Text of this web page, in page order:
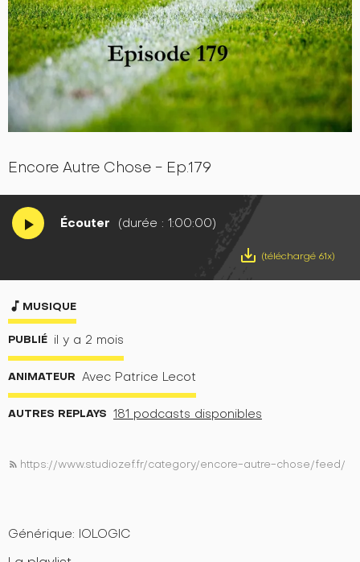
Encore Autre Chose - Ep.179
play_arrow Écouter (durée : 1:00:00)
save_alt (téléchargé 61x)
music_note MUSIQUE
PUBLIÉ il y a 2 mois
ANIMATEUR Avec Patrice Lecot
AUTRES REPLAYS 181 podcasts disponibles
rss_feed https://www.studiozef.fr/category/encore-autre-chose/feed/
Générique: IOLOGIC